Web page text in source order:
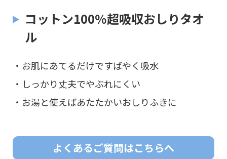
コットン100％超吸収おしりタオ
ル
・お肌にあてるだけですばやく吸水
・しっかり丈夫でやぶれにくい
・お湯と使えばあたたかいおしりふきに
よくあるご質問はこちらへ